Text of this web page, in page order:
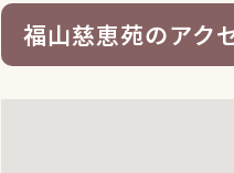
福山慈恵苑のアク